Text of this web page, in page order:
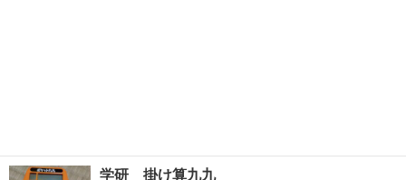
学研 掛け算九九